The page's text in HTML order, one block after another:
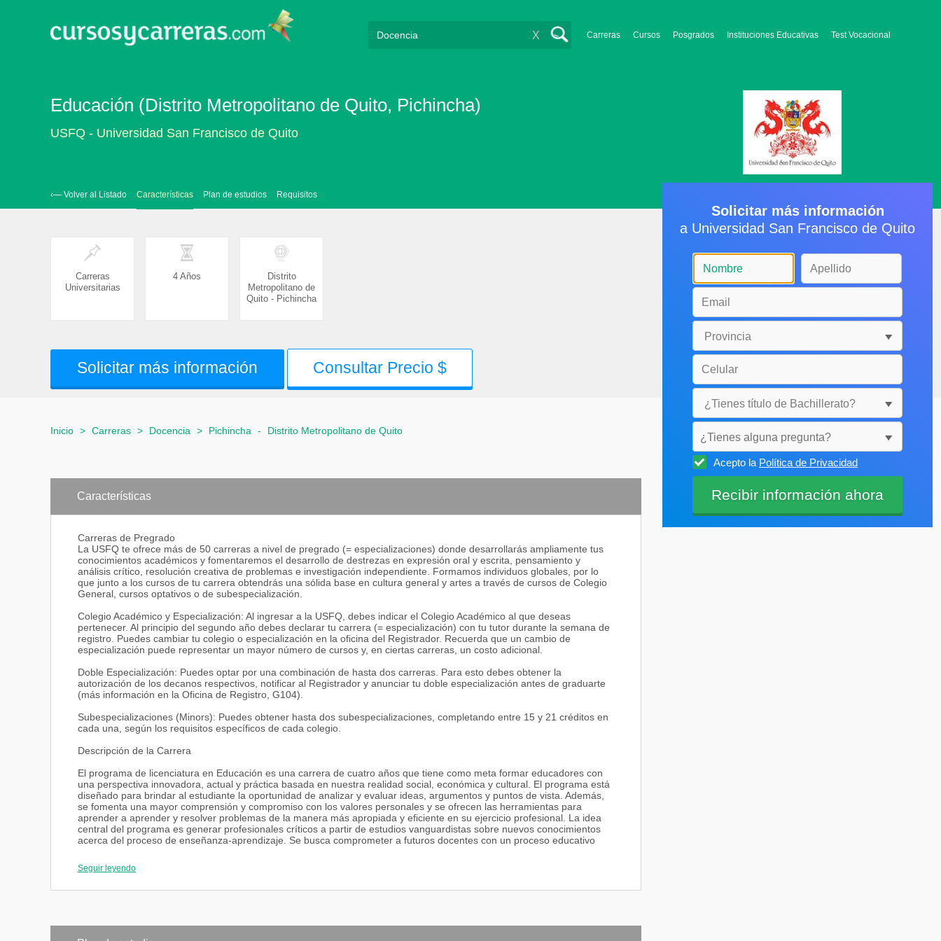
Carreras Cursos Posgrados Instituciones Educativas Test Vocacional
X
Educación (Distrito Metropolitano de Quito, Pichincha)
USFQ - Universidad San Francisco de Quito
‹— Volver al Listado Características Plan de estudios Requisitos
Carreras
Universitarias
4 Años
Distrito
Metropolitano de
Quito - Pichincha
Solicitar más información Consultar Precio $
Inicio > Carreras > Docencia > Pichincha - Distrito Metropolitano de Quito
Características
Carreras de Pregrado
La USFQ te ofrece más de 50 carreras a nivel de pregrado (= especializaciones) donde desarrollarás ampliamente tus
conocimientos académicos y fomentaremos el desarrollo de destrezas en expresión oral y escrita, pensamiento y
análisis crítico, resolución creativa de problemas e investigación independiente. Formamos individuos globales, por lo
que junto a los cursos de tu carrera obtendrás una sólida base en cultura general y artes a través de cursos de Colegio
General, cursos optativos o de subespecialización.
Colegio Académico y Especialización: Al ingresar a la USFQ, debes indicar el Colegio Académico al que deseas
pertenecer. Al principio del segundo año debes declarar tu carrera (= especialización) con tu tutor durante la semana de
registro. Puedes cambiar tu colegio o especialización en la oficina del Registrador. Recuerda que un cambio de
especialización puede representar un mayor número de cursos y, en ciertas carreras, un costo adicional.
Doble Especialización: Puedes optar por una combinación de hasta dos carreras. Para esto debes obtener la
autorización de los decanos respectivos, notificar al Registrador y anunciar tu doble especialización antes de graduarte
(más información en la Oficina de Registro, G104).
Subespecializaciones (Minors): Puedes obtener hasta dos subespecializaciones, completando entre 15 y 21 créditos en
cada una, según los requisitos específicos de cada colegio.
Descripción de la Carrera
El programa de licenciatura en Educación es una carrera de cuatro años que tiene como meta formar educadores con
una perspectiva innovadora, actual y práctica basada en nuestra realidad social, económica y cultural. El programa está
diseñado para brindar al estudiante la oportunidad de analizar y evaluar ideas, argumentos y puntos de vista. Además,
se fomenta una mayor comprensión y compromiso con los valores personales y se ofrecen las herramientas para
aprender a aprender y resolver problemas de la manera más apropiada y eficiente en su ejercicio profesional. La idea
central del programa es generar profesionales críticos a partir de estudios vanguardistas sobre nuevos conocimientos
acerca del proceso de enseñanza-aprendizaje. Se busca comprometer a futuros docentes con un proceso educativo
Se tiene la oportunidad de tomar cursos de profundización dentro de la licenciatura en tres areas con lo que se obtiene
Seguir leyendo
Solicitar más información
a Universidad San Francisco de Quito
¿Tienes alguna pregunta?
Selecciónala
Acepto la Política de Privacidad